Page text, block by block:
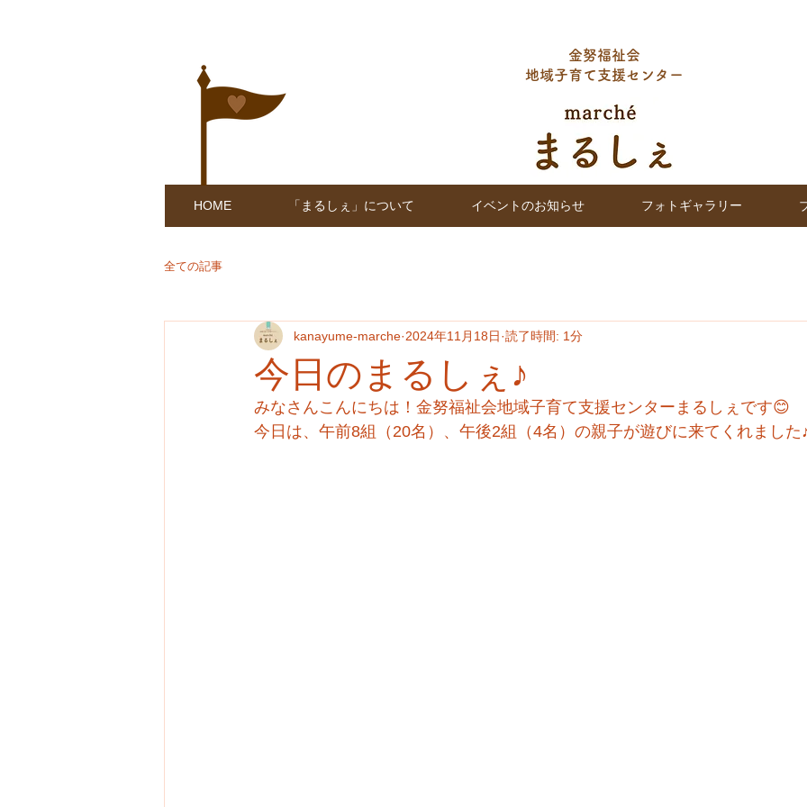
HOME 「まるしぇ」について イベントのお知らせ フォトギャラリー
金努福祉会
地域子育て支援センター
全ての記事
今日のまるしぇ♪
kanayume-marche 2024年11月18日 読了時間: 1分
みなさんこんにちは！金努福祉会地域子育て支援センターまるしぇです😊
今日は、午前8組（20名）、午後2組（4名）の親子が遊びに来てくれました